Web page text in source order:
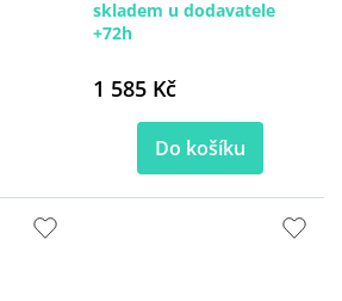
skladem u dodavatele
+72h
1 585 Kč
Do košíku